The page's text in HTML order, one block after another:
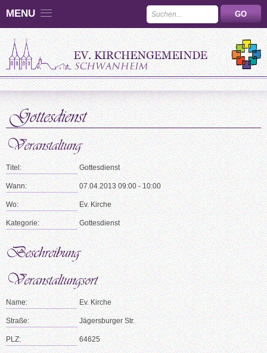
MENU
Titel: Gottesdienst
Wann: 07.04.2013 09:00 - 10:00
Wo: Ev. Kirche
Kategorie: Gottesdienst
Name: Ev. Kirche
Straße: Jägersburger Str.
PLZ: 64625